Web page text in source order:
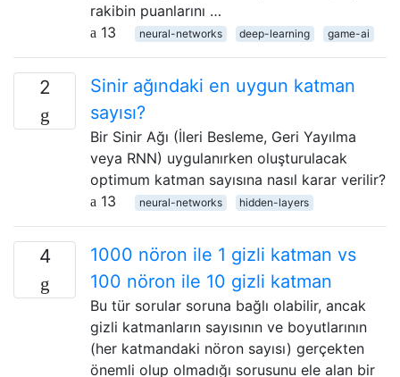
rakibin puanlarını …
13
neural-networks deep-learning game-ai
2
Sinir ağındaki en uygun katman
sayısı?
Bir Sinir Ağı (İleri Besleme, Geri Yayılma
veya RNN) uygulanırken oluşturulacak
optimum katman sayısına nasıl karar verilir?
13
neural-networks hidden-layers
4
1000 nöron ile 1 gizli katman vs
100 nöron ile 10 gizli katman
Bu tür sorular soruna bağlı olabilir, ancak
gizli katmanların sayısının ve boyutlarının
(her katmandaki nöron sayısı) gerçekten
önemli olup olmadığı sorusunu ele alan bir